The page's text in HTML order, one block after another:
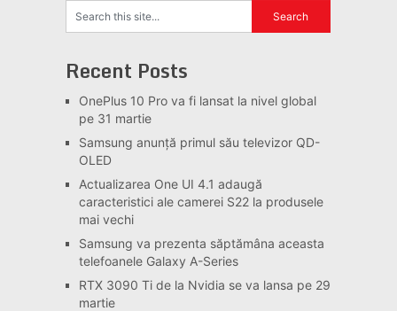
Recent Posts
OnePlus 10 Pro va fi lansat la nivel global
pe 31 martie
Samsung anunță primul său televizor QD-
OLED
Actualizarea One UI 4.1 adaugă
caracteristici ale camerei S22 la produsele
mai vechi
Samsung va prezenta săptămâna aceasta
telefoanele Galaxy A-Series
RTX 3090 Ti de la Nvidia se va lansa pe 29
martie